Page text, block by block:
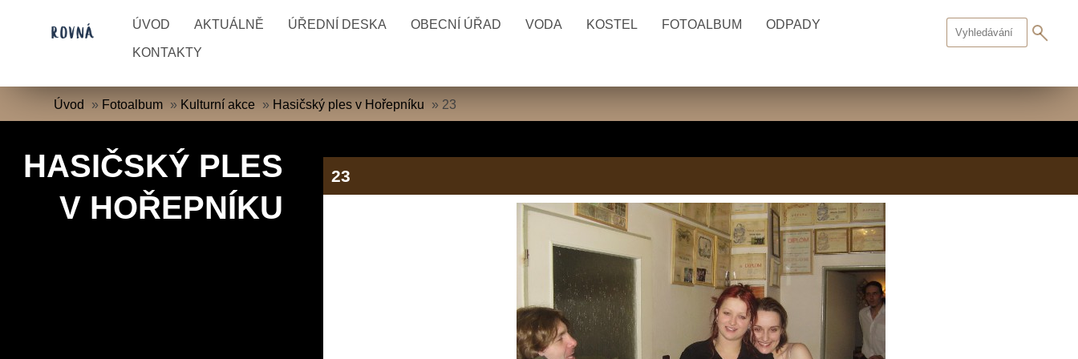
ÚVOD AKTUÁLNĚ ÚŘEDNÍ DESKA OBECNÍ ÚŘAD VODA KOSTEL FOTOALBUM ODPADY
KONTAKTY
Úvod » Fotoalbum » Kulturní akce » Hasičský ples v Hořepníku » 23
HASIČSKÝ PLES
V HOŘEPNÍKU
23